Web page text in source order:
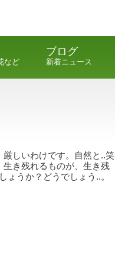
など
ブログ
新着ニュース
しいわけです。自然と..笑
き残れるものが、生き残
ょうか？どうでしょう..。